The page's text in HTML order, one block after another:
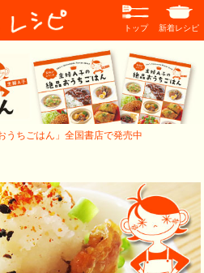
新着レシピ
トップ
うちごはん」全国書店で発売中